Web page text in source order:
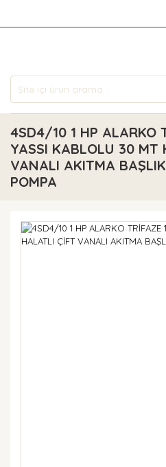
4SD4/10 1 HP ALARKO
YASSI KABLOLU 30 MT
VANALI AKITMA
POMPA